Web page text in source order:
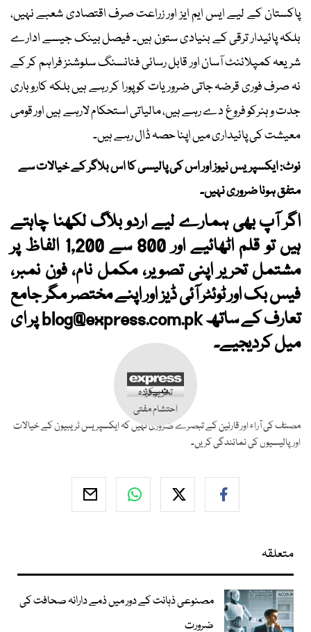
پاکستان کے لیے ایس ایم ایز اور زراعت صرف اقتصادی شعبے نہیں،
بلکہ پائیدار ترقی کے بنیادی ستون ہیں۔ فیصل بینک جیسے ادارے
شریعہ کمپلائنٹ آسان اور قابل رسائی فنانسنگ سلوشنز فراہم کر کے
نہ صرف فوری قرضہ جاتی ضروریات کو پورا کر رہے ہیں بلکہ کاروباری
جدت و ہنرکو فروغ دے رہے ہیں، مالیاتی استحکام لارہے ہیں اور قومی
معیشت کی پائیداری میں اپنا حصہ ڈال رہے ہیں۔
نوٹ: ایکسپریس نیوز اور اس کی پالیسی کا اس بلاگر کے خیالات سے
متفق ہونا ضروری نہیں۔
اگر آپ بھی ہمارے لیے اردو بلاگ لکھنا چاہتے
ہیں تو قلم اٹھائیے اور 800 سے 1,200 الفاظ پر
مشتمل تحریر اپنی تصویر، مکمل نام، فون نمبر،
فیس بک اور ٹوئٹر آئی ڈیز اور اپنے مختصر مگر جامع
تعارف کے ساتھblog@express.com.pkپر ای
میل کردیجیے۔
تحریر کردہ
احتشام مفتی
مصنف کی آراء اور قارئین کے تبصرے ضروری نہیں کہ ایکسپریس ٹریبیون کے خیالات
اور پالیسیوں کی نمائندگی کریں۔
متعلقہ
مصنوعی ذہانت کے دور میں ذمے دارانہ صحافت کی
ضرورت